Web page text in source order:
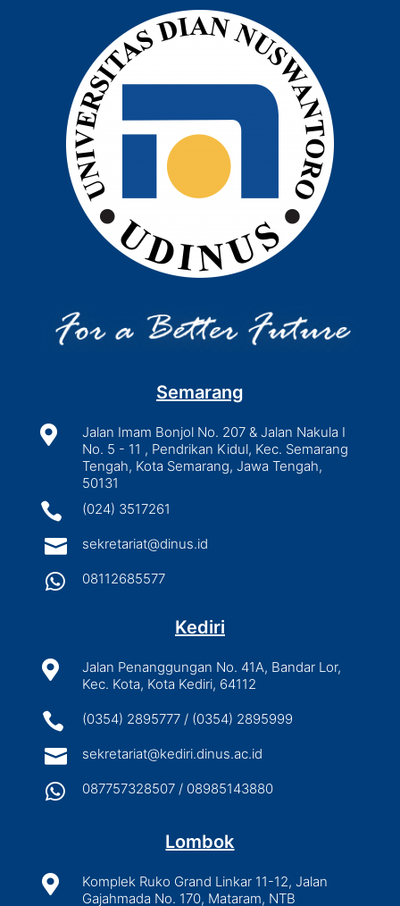
Semarang

Jalan Imam Bonjol No. 207 & Jalan Nakula I
No. 5 - 11 , Pendrikan Kidul, Kec. Semarang
Tengah, Kota Semarang, Jawa Tengah,
50131
 (024) 3517261
 sekretariat@dinus.id
 08112685577
Kediri

Jalan Penanggungan No. 41A, Bandar Lor,
Kec. Kota, Kota Kediri, 64112
 (0354) 2895777 / (0354) 2895999
 sekretariat@kediri.dinus.ac.id
 087757328507 / 08985143880
Lombok

Komplek Ruko Grand Linkar 11-12, Jalan
Gajahmada No. 170, Mataram, NTB